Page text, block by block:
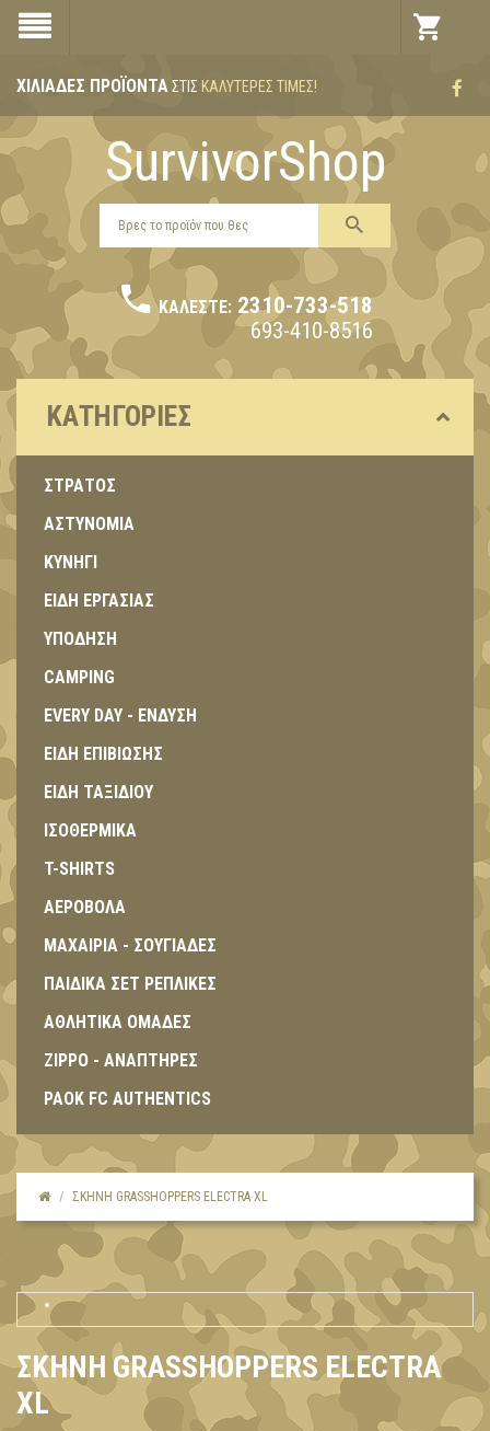
ΧΙΛΙΆΔΕΣ ΠΡΟΪΌΝΤΑΣΤΙΣ ΚΑΛΎΤΕΡΕΣ ΤΙΜΈΣ!
SurvivorShop
ΚΑΛΈΣΤΕ: 2310-733-518
693-410-8516
ΚΑΤΗΓΟΡΊΕΣ
ΣΤΡΑΤΟΣ
ΑΣΤΥΝΟΜΙΑ
ΚΥΝΗΓΙ
ΕΙΔΗ ΕΡΓΑΣΙΑΣ
ΥΠΟΔΗΣΗ
CAMPING
EVERY DAY - ΕΝΔΥΣΗ
ΕΙΔΗ ΕΠΙΒΙΩΣΗΣ
ΕΙΔΗ ΤΑΞΙΔΙΟΥ
ΙΣΟΘΕΡΜΙΚΑ
T-SHIRTS
ΑΕΡΟΒΟΛΑ
ΜΑΧΑΙΡΙΑ - ΣΟΥΓΙΑΔΕΣ
ΠΑΙΔΙΚΑ ΣΕΤ ΡΕΠΛΙΚΕΣ
ΑΘΛΗΤΙΚΑ ΟΜΑΔΕΣ
ZIPPO - ΑΝΑΠΤΗΡΕΣ
PAOK FC AUTHENTICS
ΣΚΗΝΉ GRASSHOPPERS ELECTRA XL
ΣΚΗΝΉ GRASSHOPPERS ELECTRA
XL